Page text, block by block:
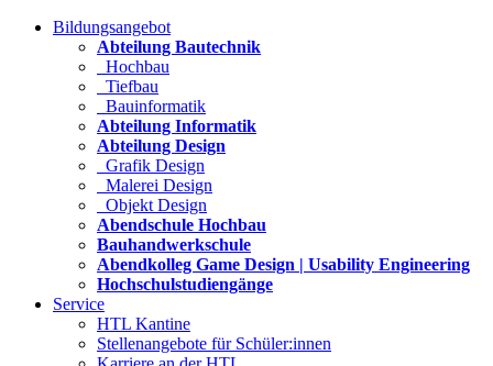
Bildungsangebot
Abteilung Bautechnik
Hochbau
Tiefbau
Bauinformatik
Abteilung Informatik
Abteilung Design
Grafik Design
Malerei Design
Objekt Design
Abendschule Hochbau
Bauhandwerkschule
Abendkolleg Game Design | Usability Engineering
Hochschulstudiengänge
Service
HTL Kantine
Stellenangebote für Schüler:innen